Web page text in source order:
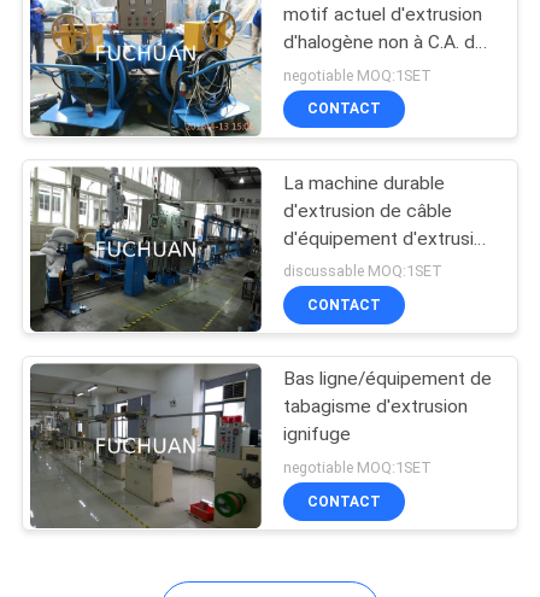
machine extrudeuse
de fil
machine d'extrusion
PVC
motif actuel d'extrusion
d'halogène non à C.A. de
370W
negotiable MOQ:1SET
CONTACT
La machine durable
d'extrusion de câble
d'équipement d'extrusion
avec 1000mm épongent
la bobine
discussable MOQ:1SET
CONTACT
Bas ligne/équipement de
tabagisme d'extrusion
ignifuge
negotiable MOQ:1SET
CONTACT